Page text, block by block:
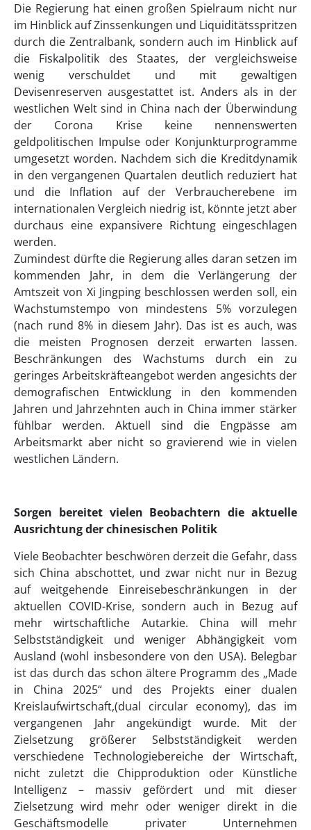
Die Regierung hat einen großen Spielraum nicht nur
im Hinblick auf Zinssenkungen und Liquiditätsspritzen
durch die Zentralbank, sondern auch im Hinblick auf
die Fiskalpolitik des Staates, der vergleichsweise
wenig verschuldet und mit gewaltigen
Devisenreserven ausgestattet ist. Anders als in der
westlichen Welt sind in China nach der Überwindung
der Corona Krise keine nennenswerten
geldpolitischen Impulse oder Konjunkturprogramme
umgesetzt worden. Nachdem sich die Kreditdynamik
in den vergangenen Quartalen deutlich reduziert hat
und die Inflation auf der Verbraucherebene im
internationalen Vergleich niedrig ist, könnte jetzt aber
durchaus eine expansivere Richtung eingeschlagen
werden.
Zumindest dürfte die Regierung alles daran setzen im
kommenden Jahr, in dem die Verlängerung der
Amtszeit von Xi Jingping beschlossen werden soll, ein
Wachstumstempo von mindestens 5% vorzulegen
(nach rund 8% in diesem Jahr). Das ist es auch, was
die meisten Prognosen derzeit erwarten lassen.
Beschränkungen des Wachstums durch ein zu
geringes Arbeitskräfteangebot werden angesichts der
demografischen Entwicklung in den kommenden
Jahren und Jahrzehnten auch in China immer stärker
fühlbar werden. Aktuell sind die Engpässe am
Arbeitsmarkt aber nicht so gravierend wie in vielen
westlichen Ländern.
Sorgen bereitet vielen Beobachtern die aktuelle
Ausrichtung der chinesischen Politik
Viele Beobachter beschwören derzeit die Gefahr, dass
sich China abschottet, und zwar nicht nur in Bezug
auf weitgehende Einreisebeschränkungen in der
aktuellen COVID-Krise, sondern auch in Bezug auf
mehr wirtschaftliche Autarkie. China will mehr
Selbstständigkeit und weniger Abhängigkeit vom
Ausland (wohl insbesondere von den USA). Belegbar
ist das durch das schon ältere Programm des „Made
in China 2025“ und des Projekts einer dualen
Kreislaufwirtschaft,(dual circular economy), das im
vergangenen Jahr angekündigt wurde. Mit der
Zielsetzung größerer Selbstständigkeit werden
verschiedene Technologiebereiche der Wirtschaft,
nicht zuletzt die Chipproduktion oder Künstliche
Intelligenz – massiv gefördert und mit dieser
Zielsetzung wird mehr oder weniger direkt in die
Geschäftsmodelle privater Unternehmen